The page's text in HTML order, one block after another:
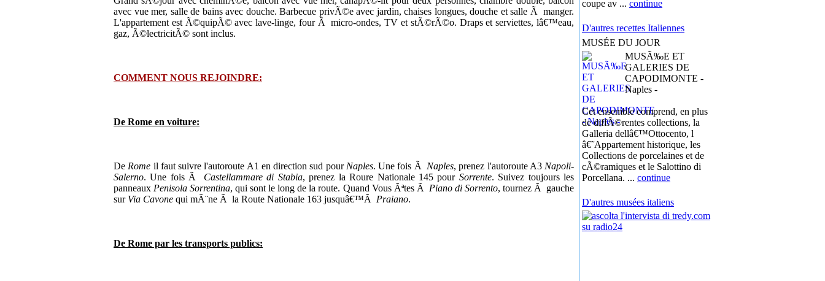
avec vue mer, salle de bains avec douche. Barbecue privÃ©e avec jardin, chaises longues, douche et salle Ã manger.
L'appartement est Ã©quipÃ© avec lave-linge, four Ã micro-ondes, TV et stÃ©rÃ©o. Draps et serviettes, lâ€™eau,
gaz, Ã©lectricitÃ© sont inclus.
COMMENT NOUS REJOINDRE:
De Rome en voiture:
De Rome il faut suivre l'autoroute A1 en direction sud pour Naples. Une fois Ã Naples, prenez l'autoroute A3 Napoli-
Salerno. Une fois Ã Castellammare di Stabia, prenez la Roure Nationale 145 pour Sorrente. Suivez toujours les
panneaux Penisola Sorrentina, qui sont le long de la route. Quand Vous Ãªtes Ã Piano di Sorrento, tournez Ã gauche
sur Via Cavone qui mÃ¨ne Ã la Route Nationale 163 jusquâ€™Ã Praiano.
De Rome par les transports publics:
coupe av ... continue
D'autres recettes Italiennes
MUSÉE DU JOUR
MUSÃ‰E ET
GALERIES DE
CAPODIMONTE -
Naples -
Cet ensemble comprend, en plus
de diffÃ©rentes collections, la
Galleria dellâ€™Ottocento, l
â€˜Appartement historique, les
Collections de porcelaines et de
cÃ©ramiques et le Salottino di
Porcellana. ... continue
D'autres musées italiens